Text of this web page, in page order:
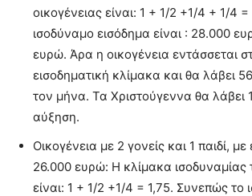
οικογένειας είναι: 1 + 1/2 +1/4 + 1/4
ισοδύναμο εισόδημα είναι : 28.000
ευρώ. Άρα η οικογένεια εντάσσεται
εισοδηματική κλίμακα και θα λάβει
τον μήνα. Τα Χριστούγεννα θα λάβει
αύξηση.
Οικογένεια με 2 γονείς και 1 παιδί,
26.000 ευρώ: Η κλίμακα ισοδυναμίας
είναι: 1 + 1/2 +1/4 = 1,75. Συνεπώς το